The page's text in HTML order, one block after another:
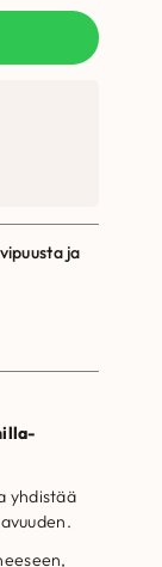
ja
yhdistää